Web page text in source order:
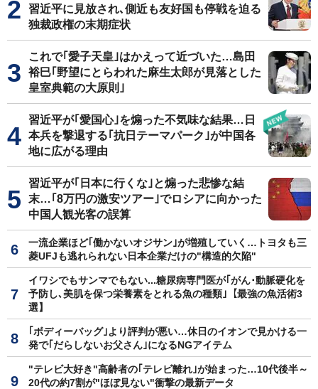
習近平に見放され､側近も友好国も停戦を迫る
独裁政権の末期症状
これで｢愛子天皇｣はかえって近づいた…島田
裕巳｢野望にとらわれた麻生太郎が見落とした
皇室典範の大原則｣
習近平が｢愛国心｣を煽った不気味な結果…日
本兵を撃退する｢抗日テーマパーク｣が中国各
地に広がる理由
習近平が｢日本に行くな｣と煽った悲惨な結
末…｢8万円の激安ツアー｣でロシアに向かった
中国人観光客の誤算
一流企業ほど｢働かないオジサン｣が増殖していく…トヨタも三
菱UFJも逃れられない日本企業だけの"構造的欠陥"
イワシでもサンマでもない...糖尿病専門医が｢がん･動脈硬化を
予防し､美肌を保つ栄養素をとれる魚の種類｣【最強の魚活術3
選】
｢ボディーバッグ｣より評判が悪い…休日のイオンで見かける一
発で｢だらしないお父さん｣になるNGアイテム
"テレビ大好き"高齢者の｢テレビ離れ｣が始まった…10代後半～
20代の約7割が"ほぼ見ない"衝撃の最新データ